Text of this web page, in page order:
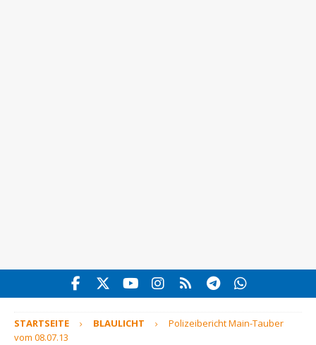
STARTSEITE BLAULICHT
Polizeibericht Main-Tauber
vom 08.07.13